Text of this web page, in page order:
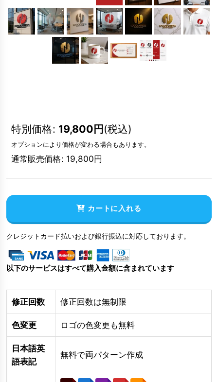
特別価格: 19,800円(税込)
オプションにより価格が変わる場合もあります。
通常販売価格: 19,800円
カートに入れる
クレジットカード払いおよび銀行振込に対応しております。
以下のサービスはすべて購入金額に含まれています
修正回数 修正回数は無制限
色変更 ロゴの色変更も無料
日本語英
語表記
無料で両パターン作成